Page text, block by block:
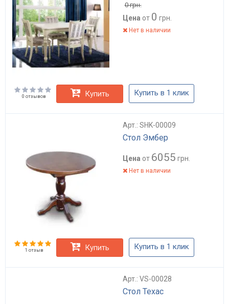
0грн.
Цена от 0 грн.
Нет в наличии
0 отзывов Купить Купить в 1 клик
Арт.: SHK-00009
Стол Эмбер
Цена от 6055 грн.
Нет в наличии
1 отзыв Купить Купить в 1 клик
Арт.: VS-00028
Стол Техас